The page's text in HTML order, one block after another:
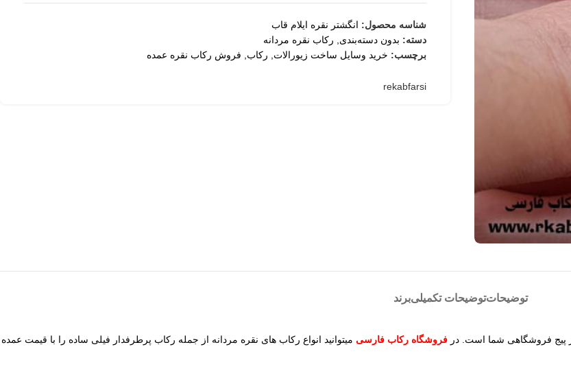
شناسه محصول: انگشتر نقره ایلام قاب
دسته: بدون دسته‌بندی
رکاب نقره مردانه
برچسب: خرید وسایل ساخت زیورالات رکاب فروش رکاب نقره عمده
rekabfarsi
توضیحاتتوضیحات تکمیلیبرند
فروشگاهی شما است. در فروشگاه رکاب فارسی میتوانید انواع رکاب های نقره مردانه از جمله رکاب پرطرفدار فیلی ساده را با قیمت عمده